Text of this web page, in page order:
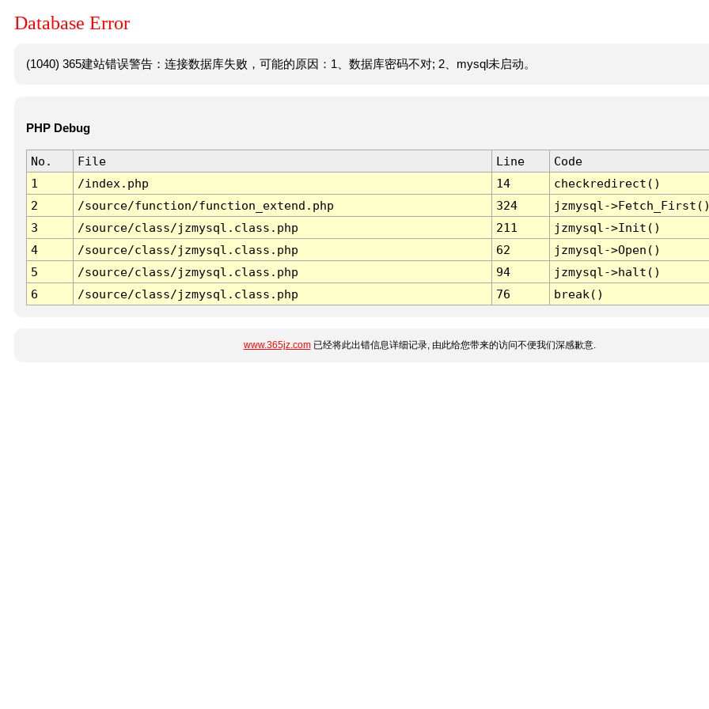
Database Error
(1040) 365建站错误警告：连接数据库失败，可能的原因：1、数据库密码不对; 2、mysql未启动。
PHP Debug
No. File Line
Code
1
/index.php 14
checkredirect()
2
/source/function/function_extend.php 324
jzmysql-
3
/source/class/jzmysql.class.php 211
jzmysql->Init()
4
/source/class/jzmysql.class.php 62
jzmysql->Open()
5
/source/class/jzmysql.class.php 94
jzmysql->halt()
6
/source/class/jzmysql.class.php 76 break()
www.365jz.com已经将此出错信息详细记录, 由此给您带来的访问不便我们深感歉意.